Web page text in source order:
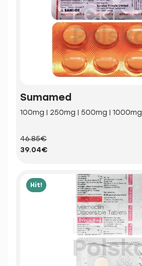
Sumamed
100mg | 250mg | 500mg | 1000mg
46.85€
39.04€
Hit!